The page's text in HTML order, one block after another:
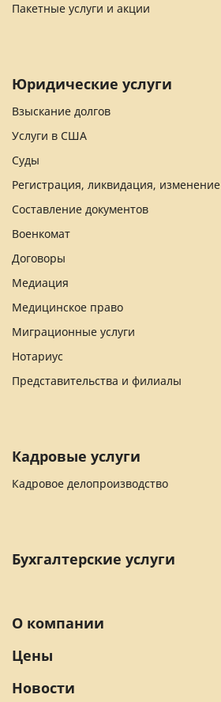
Пакетные услуги и акции
Юридические услуги
Взыскание долгов
Услуги в США
Суды
Регистрация, ликвидация, изменение
Составление документов
Военкомат
Договоры
Медиация
Медицинское право
Миграционные услуги
Нотариус
Представительства и филиалы
Кадровые услуги
Кадровое делопроизводство
Бухгалтерские услуги
О компании
Цены
Новости